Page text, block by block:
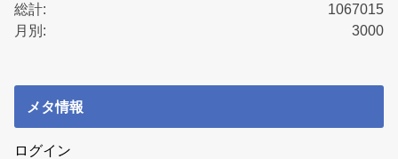
1067015
総計:
3000
月別:
メタ情報
ログイン